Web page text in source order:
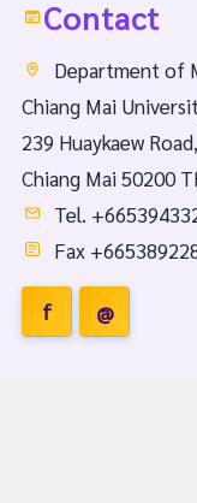
Contact
Department of
Chiang Mai
239 Huaykaew
Chiang Mai 50200
Tel.
Fax
f @